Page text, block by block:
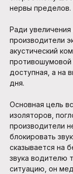
нервы пределов.
Ради
производители
акустический
противошумовой
доступная, а на
дня.
Основная цель
изоляторов,
производители
блокировать
сказывается на
звука водителю
ситуацию, он